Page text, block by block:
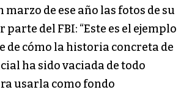
marzo de ese año las fotos de su
del FBI: “Este es el ejemplo
de cómo la historia concreta de
ha sido vaciada de todo
usarla como fondo